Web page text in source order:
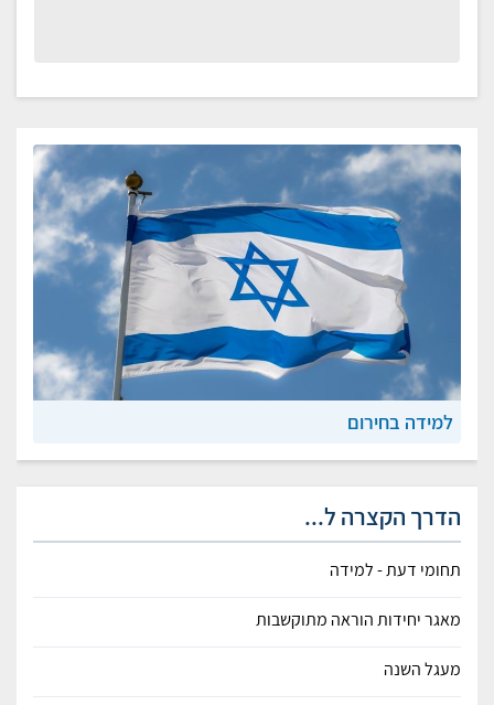
למידה בחירום
הדרך הקצרה ל...
תחומי דעת - למידה
מאגר יחידות הוראה מתוקשבות
מעגל השנה